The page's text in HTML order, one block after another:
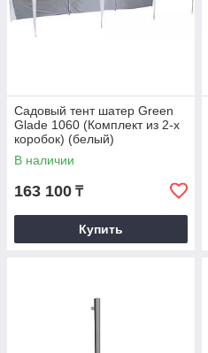
Садовый тент шатер Green
Glade 1060 (Комплект из 2-х
коробок) (белый)
В наличии
163 100 ₸
Купить